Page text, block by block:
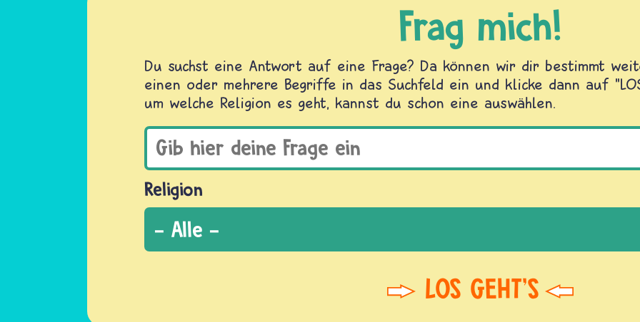
Frag mich!
Du suchst eine Antwort auf eine Frage? Da können wir dir bestimmt
einen oder mehrere Begriffe in das Suchfeld ein und klicke dann auf
um welche Religion es geht, kannst du schon eine auswählen.
Religion